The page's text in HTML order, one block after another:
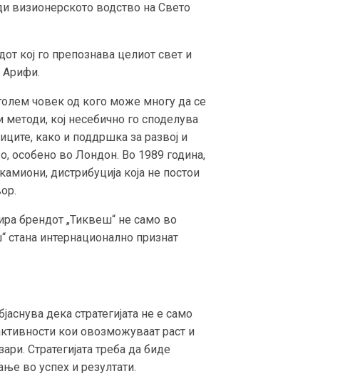
визионерското водство на Свето
кој го препознава целиот свет и
Арифи.
човек од кого може многу да се
кој несебично го споделува
како и поддршка за развој и
особено во Лондон. Во 1989 година,
дистрибуција која не постои
брендот „Тиквеш“ не само во
стана интернационално признат
дека стратегијата не е само
кои овозможуваат раст и
Стратегијата треба да биде
во успех и резултати.